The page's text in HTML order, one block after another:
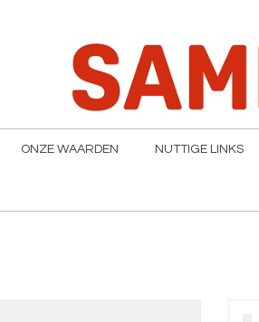
ONZE WAARDEN NUTTIGE LINKS